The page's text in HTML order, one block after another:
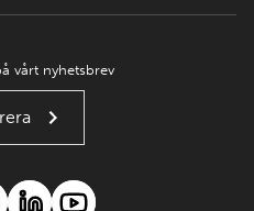
vårt nyhetsbrev